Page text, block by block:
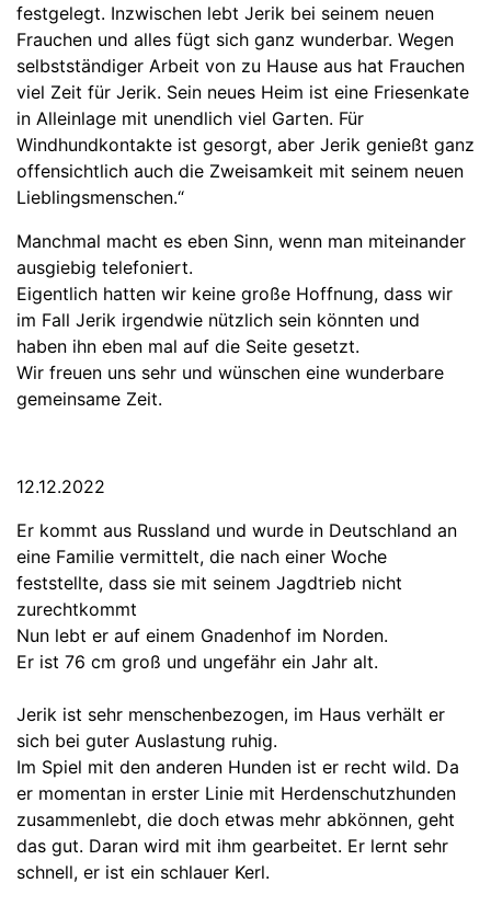
festgelegt. Inzwischen lebt Jerik bei seinem neuen
Frauchen und alles fügt sich ganz wunderbar. Wegen
selbstständiger Arbeit von zu Hause aus hat Frauchen
viel Zeit für Jerik. Sein neues Heim ist eine Friesenkate
in Alleinlage mit unendlich viel Garten. Für
Windhundkontakte ist gesorgt, aber Jerik genießt ganz
offensichtlich auch die Zweisamkeit mit seinem neuen
Lieblingsmenschen.“
Manchmal macht es eben Sinn, wenn man miteinander
ausgiebig telefoniert.
Eigentlich hatten wir keine große Hoffnung, dass wir
im Fall Jerik irgendwie nützlich sein könnten und
haben ihn eben mal auf die Seite gesetzt.
Wir freuen uns sehr und wünschen eine wunderbare
gemeinsame Zeit.
12.12.2022
Er kommt aus Russland und wurde in Deutschland an
eine Familie vermittelt, die nach einer Woche
feststellte, dass sie mit seinem Jagdtrieb nicht
zurechtkommt
Nun lebt er auf einem Gnadenhof im Norden.
Er ist 76 cm groß und ungefähr ein Jahr alt.
Jerik ist sehr menschenbezogen, im Haus verhält er
sich bei guter Auslastung ruhig.
Im Spiel mit den anderen Hunden ist er recht wild. Da
er momentan in erster Linie mit Herdenschutzhunden
zusammenlebt, die doch etwas mehr abkönnen, geht
das gut. Daran wird mit ihm gearbeitet. Er lernt sehr
schnell, er ist ein schlauer Kerl.